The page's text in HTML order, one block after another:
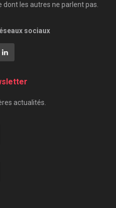
les autres ne parlent pas.
sociaux
actualités.